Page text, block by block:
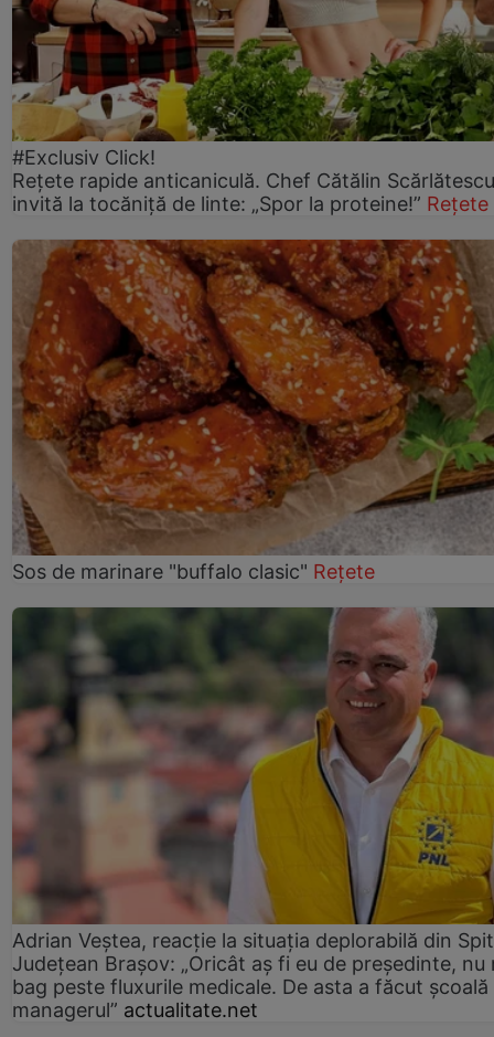
#Exclusiv Click!
Rețete rapide anticaniculă. Chef Cătălin
invită la tocăniță de linte: „Spor la proteine!” Rețete
Sos de marinare "buffalo clasic" Rețete
Adrian Veștea, reacție la situația deplorabilă din
Județean Brașov: „Oricât aș fi eu de președinte, nu
bag peste fluxurile medicale. De asta a făcut școală
managerul” actualitate.net